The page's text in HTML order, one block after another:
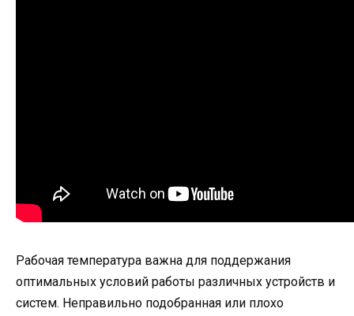
Рабочая температура важна для поддержания
оптимальных условий работы различных устройств и
систем. Неправильно подобранная или плохо